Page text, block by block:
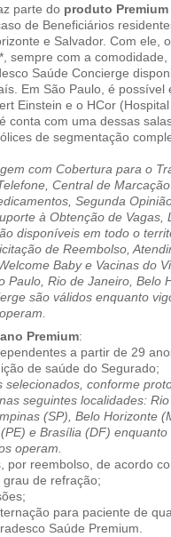
parte do produto Premium
de Beneficiários
e Salvador. Com ele,
sempre com a
Saúde Concierge
Em São Paulo, é possível
Einstein e o HCor
conta com uma dessas
de segmentação
com Cobertura para o
Central de
Segunda
à Obtenção de Vagas,
disponíveis em todo o
de Reembolso,
Baby e Vacinas do
Paulo, Rio de Janeiro, Belo
são válidos enquanto
Premium:
a partir de 29
de saúde do Segurado;
conforme
seguintes localidades:
(SP), Belo Horizonte
e Brasília (DF)
operam.
por reembolso, de acordo
de refração;
para paciente de
Saúde Premium.